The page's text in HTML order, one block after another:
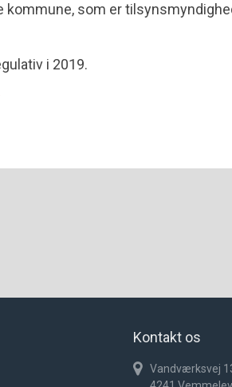
kommune, som er
i 2019.
Kontakt os
Vandværksvej